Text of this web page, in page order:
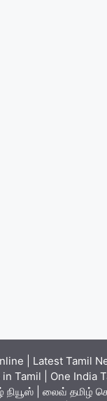
| Latest Tamil
Tamil | One India
நியூஸ் | லைவ்